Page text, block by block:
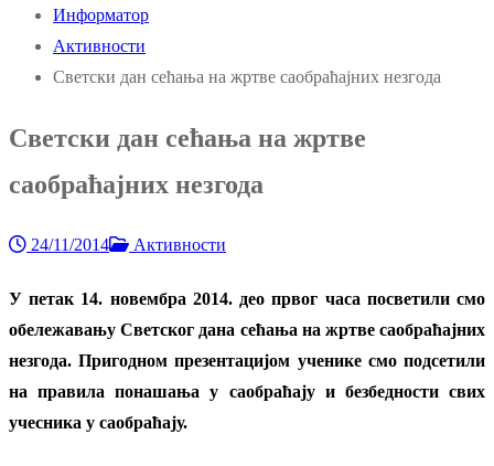
Информатор
Активности
Светски дан сећања на жртве саобраћајних незгода
Светски дан сећања на жртве
саобраћајних незгода
24/11/2014 Активности
У петак 14. новембра 2014. део првог часа посветили смо
обележавању Светског дана сећања на жртве саобраћајних
незгода. Пригодном презентацијом ученике смо подсетили
на правила понашања у саобраћају и безбедности свих
учесника у саобраћају.